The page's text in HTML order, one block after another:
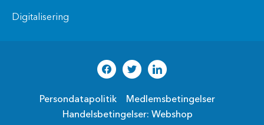
Digitalisering
Persondatapolitik
Medlemsbetingelser
Handelsbetingelser: Webshop